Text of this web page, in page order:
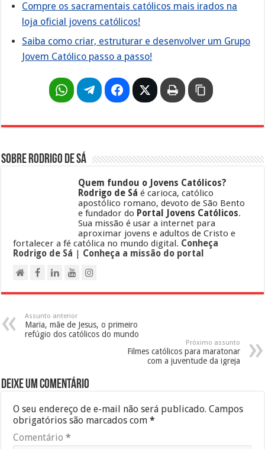
Compre os sacramentais católicos mais irados na
loja oficial jovens católicos!
Saiba como criar, estruturar e desenvolver um Grupo
Jovem Católico passo a passo!
Sobre Rodrigo de Sá
Quem fundou o Jovens Católicos?
Rodrigo de Sá é carioca, católico
apostólico romano, devoto de São Bento
e fundador do Portal Jovens Católicos.
Sua missão é usar a internet para
aproximar jovens e adultos de Cristo e
fortalecer a fé católica no mundo digital. Conheça
Rodrigo de Sá
Conheça a missão do portal
Assunto anterior
Maria, mãe de Jesus, o primeiro
refúgio dos católicos do mundo
Próximo assunto
Filmes católicos para maratonar
com a juventude da igreja
Deixe um comentário
O seu endereço de e-mail não será publicado. Campos
obrigatórios são marcados com*
Comentário*